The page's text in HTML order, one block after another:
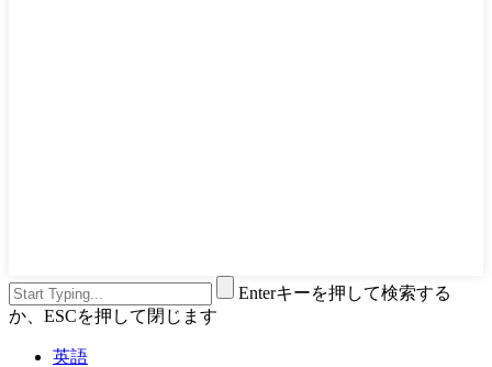
Enterキーを押して検索する
か、ESCを押して閉じます
英語